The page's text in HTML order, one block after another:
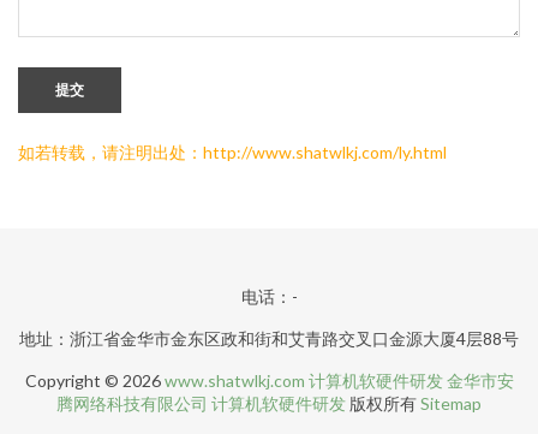
提交
如若转载，请注明出处：http://www.shatwlkj.com/ly.html
电话：-
地址：浙江省金华市金东区政和街和艾青路交叉口金源大厦4层88号
Copyright © 2026www.shatwlkj.com 计算机软硬件研发 金华市安
腾网络科技有限公司 计算机软硬件研发 版权所有Sitemap